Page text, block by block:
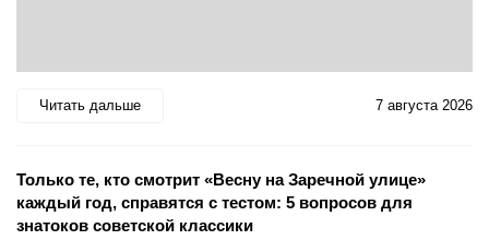
Читать дальше 7 августа 2026
Только те, кто смотрит «Весну на Заречной улице»
каждый год, справятся с тестом: 5 вопросов для
знатоков советской классики